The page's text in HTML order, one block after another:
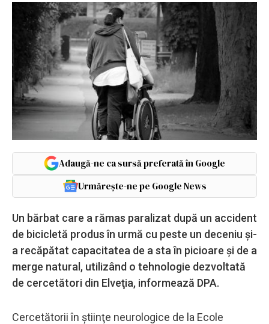
Adaugă-ne ca sursă preferată în Google
Urmărește-ne pe Google News
Un bărbat care a rămas paralizat după un accident
de bicicletă produs în urmă cu peste un deceniu şi-
a recăpătat capacitatea de a sta în picioare şi de a
merge natural, utilizând o tehnologie dezvoltată
de cercetători din Elveţia, informează DPA.
Cercetătorii în ştiinţe neurologice de la Ecole